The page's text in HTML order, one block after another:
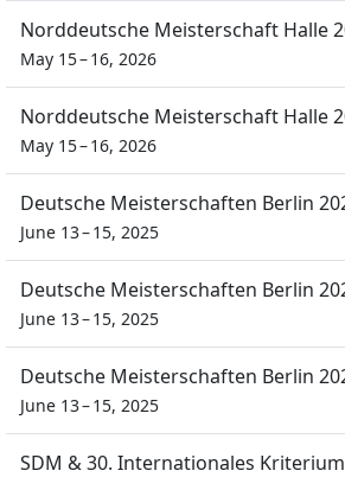
Norddeutsche Meisterschaft Halle
May 15 – 16, 2026
Norddeutsche Meisterschaft Halle
May 15 – 16, 2026
Deutsche Meisterschaften Berlin
June 13 – 15, 2025
Deutsche Meisterschaften Berlin
June 13 – 15, 2025
Deutsche Meisterschaften Berlin
June 13 – 15, 2025
SDM & 30. Internationales